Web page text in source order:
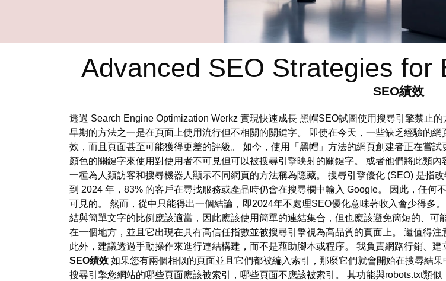
Advanced SEO Strategies for
SEO績效
透過 Search Engine Optimization Werkz 實現快速成長 黑帽SEO試圖使用搜尋引擎禁止
早期的方法之一是在頁面上使用流行但不相關的關鍵字。 即使在今天，一些缺乏經驗的
效，而且頁面甚至可能獲得更差的評級。 如今，使用「黑帽」方法的網頁創建者正在嘗
顏色的關鍵字來使用對使用者不可見但可以被搜尋引擎映射的關鍵字。 或者他們將此類
一種為人類訪客和搜尋機器人顯示不同網頁的方法稱為隱藏。 搜尋引擎優化 (SEO) 是指
到 2024 年，83% 的客戶在尋找服務或產品時仍會在搜尋欄中輸入 Google。 因此，任何
可見的。 然而，從中只能得出一個結論，即2024年不處理SEO優化意味著收入會少得多
結與簡單文字的比例應該適當，因此應該使用簡單的連結集合，但也應該避免簡短的、可
在一個地方，並且它出現在具有高信任指數並被搜尋引擎視為高品質的頁面上。 還值得
此外，建議透過手動操作來進行連結構建，而不是藉助腳本或程序。 我負責網路行銷、
SEO績效 如果您有兩個相似的頁面並且它們都被編入索引，那麼它們就會開始在搜尋結
搜尋引擎您網站的哪些頁面應該被索引，哪些頁面不應該被索引。 其功能與robots.txt類